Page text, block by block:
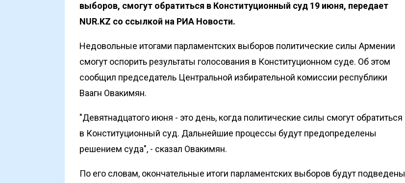
выборов, смогут обратиться в Конституционный суд 19 июня, передает
NUR.KZ со ссылкой на РИА Новости.
Недовольные итогами парламентских выборов политические силы Армении
смогут оспорить результаты голосования в Конституционном суде. Об этом
сообщил председатель Центральной избирательной комиссии республики
Ваагн Овакимян.
"Девятнадцатого июня - это день, когда политические силы смогут обратиться
в Конституционный суд. Дальнейшие процессы будут предопределены
решением суда", - сказал Овакимян.
По его словам, окончательные итоги парламентских выборов будут подведены